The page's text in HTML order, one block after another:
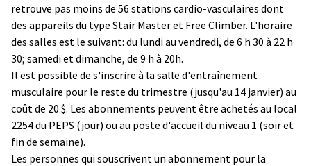
retrouve pas moins de 56 stations cardio-vasculaires dont
des appareils du type Stair Master et Free Climber. L'horaire
des salles est le suivant: du lundi au vendredi, de 6 h 30 à 22 h
30; samedi et dimanche, de 9 h à 20h.
Il est possible de s'inscrire à la salle d'entraînement
musculaire pour le reste du trimestre (jusqu'au 14 janvier) au
coût de 20 $. Les abonnements peuvent être achetés au local
2254 du PEPS (jour) ou au poste d'accueil du niveau 1 (soir et
fin de semaine).
Les personnes qui souscrivent un abonnement pour la